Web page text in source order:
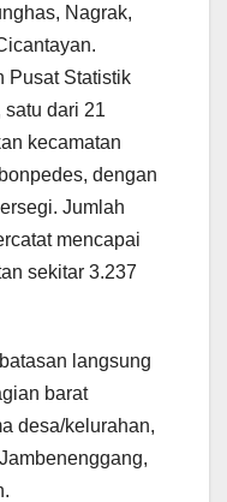
Nagrak,
Pusat Statistik
dari 21
kecamatan
dengan
Jumlah
mencapai
sekitar 3.237
langsung
barat
desa/kelurahan,